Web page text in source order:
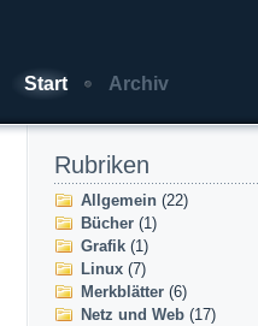
Start Archiv
Rubriken
Allgemein (22)
Bücher (1)
Grafik (1)
Linux (7)
Merkblätter (6)
Netz und Web (17)